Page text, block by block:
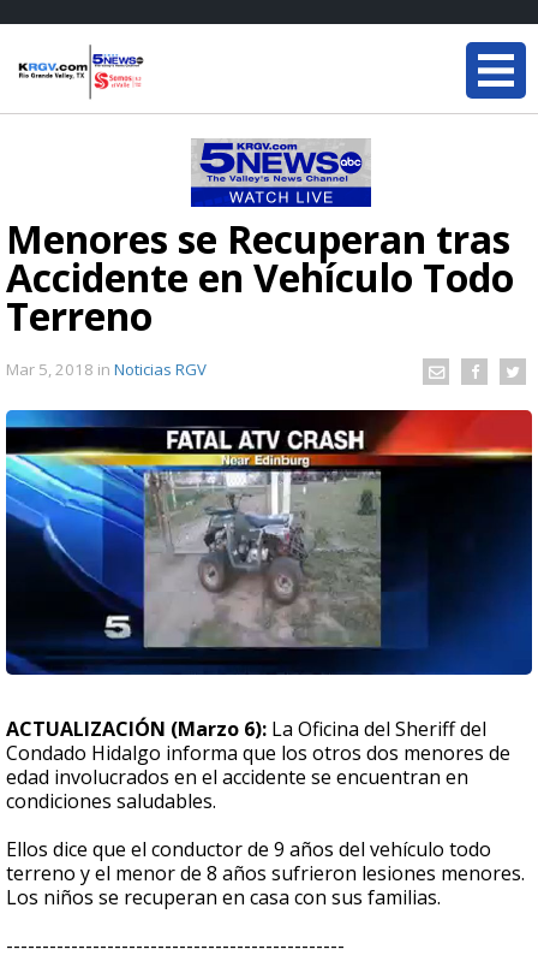
Menores se Recuperan tras
Accidente en Vehículo Todo
Terreno
Mar 5, 2018 in Noticias RGV
ACTUALIZACIÓN (Marzo 6): La Oficina del Sheriff del
Condado Hidalgo informa que los otros dos menores de
edad involucrados en el accidente se encuentran en
condiciones saludables.
Ellos dice que el conductor de 9 años del vehículo todo
terreno y el menor de 8 años sufrieron lesiones menores.
Los niños se recuperan en casa con sus familias.
-----------------------------------------------